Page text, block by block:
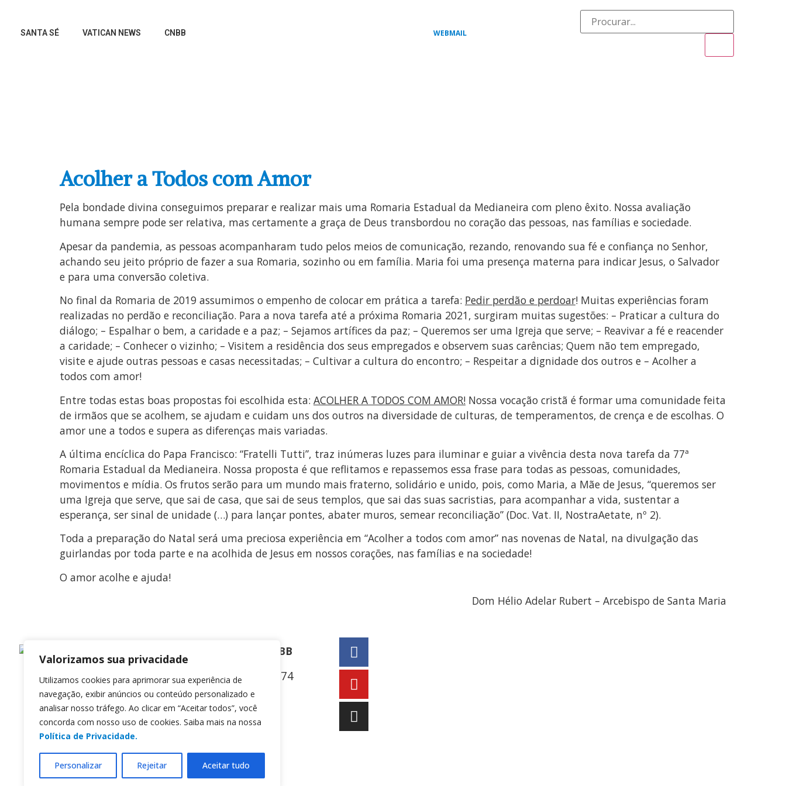
Valorizamos sua privacidade
Utilizamos cookies para aprimorar sua experiência de
navegação, exibir anúncios ou conteúdo personalizado e
analisar nosso tráfego. Ao clicar em “Aceitar todos”, você
concorda com nosso uso de cookies. Saiba mais na nossa
Política de Privacidade.
Personalizar Rejeitar Aceitar tudo
SANTA SÉ VATICAN NEWS CNBB WEBMAIL
Acolher a Todos com Amor
Pela bondade divina conseguimos preparar e realizar mais uma Romaria Estadual da Medianeira com pleno êxito. Nossa avaliação
humana sempre pode ser relativa, mas certamente a graça de Deus transbordou no coração das pessoas, nas famílias e sociedade.
Apesar da pandemia, as pessoas acompanharam tudo pelos meios de comunicação, rezando, renovando sua fé e confiança no Senhor,
achando seu jeito próprio de fazer a sua Romaria, sozinho ou em família. Maria foi uma presença materna para indicar Jesus, o Salvador
e para uma conversão coletiva.
No final da Romaria de 2019 assumimos o empenho de colocar em prática a tarefa: Pedir perdão e perdoar! Muitas experiências foram
realizadas no perdão e reconciliação. Para a nova tarefa até a próxima Romaria 2021, surgiram muitas sugestões: – Praticar a cultura do
diálogo; – Espalhar o bem, a caridade e a paz; – Sejamos artífices da paz; – Queremos ser uma Igreja que serve; – Reavivar a fé e reacender
a caridade; – Conhecer o vizinho; – Visitem a residência dos seus empregados e observem suas carências; Quem não tem empregado,
visite e ajude outras pessoas e casas necessitadas; – Cultivar a cultura do encontro; – Respeitar a dignidade dos outros e – Acolher a
todos com amor!
Entre todas estas boas propostas foi escolhida esta: ACOLHER A TODOS COM AMOR! Nossa vocação cristã é formar uma comunidade feita
de irmãos que se acolhem, se ajudam e cuidam uns dos outros na diversidade de culturas, de temperamentos, de crença e de escolhas. O
amor une a todos e supera as diferenças mais variadas.
A última encíclica do Papa Francisco: “Fratelli Tutti”, traz inúmeras luzes para iluminar e guiar a vivência desta nova tarefa da 77ª
Romaria Estadual da Medianeira. Nossa proposta é que reflitamos e repassemos essa frase para todas as pessoas, comunidades,
movimentos e mídia. Os frutos serão para um mundo mais fraterno, solidário e unido, pois, como Maria, a Mãe de Jesus, “queremos ser
uma Igreja que serve, que sai de casa, que sai de seus templos, que sai das suas sacristias, para acompanhar a vida, sustentar a
esperança, ser sinal de unidade (…) para lançar pontes, abater muros, semear reconciliação” (Doc. Vat. II, NostraAetate, nº 2).
Toda a preparação do Natal será uma preciosa experiência em “Acolher a todos com amor” nas novenas de Natal, na divulgação das
guirlandas por toda parte e na acolhida de Jesus em nossos corações, nas famílias e na sociedade!
O amor acolhe e ajuda!
Dom Hélio Adelar Rubert – Arcebispo de Santa Maria
Regional Sul 3 da CNBB
Rua Víctor Kessler, 174
Centro, Canoas – RS
CEP 92310-000
Whatsapp(51) 9 9931-1360
secretaria@cnbbsul3.org.br